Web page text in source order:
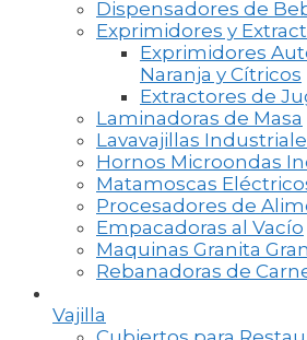
Dispensadores de
Exprimidores y
Exprimidores
Naranja y Cítricos
Extractores de
Laminadoras de Masa
Lavavajillas
Hornos Microondas
Matamoscas
Procesadores de
Empacadoras al Vacío
Maquinas Granita
Rebanadoras de
Vajilla